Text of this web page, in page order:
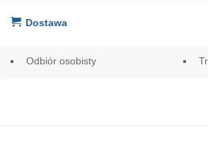
Dostawa
Odbiór osobisty